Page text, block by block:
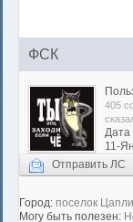
ФСК
405
Дата
11-
Отправить ЛС
Город: поселок
Могу быть полезен: